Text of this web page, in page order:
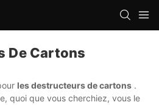
De Cartons
les destructeurs de cartons .
quoi que vous cherchiez, vous le